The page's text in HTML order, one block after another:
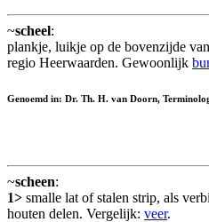
~scheel:
plankje, luikje op de bovenzijde
regio Heerwaarden. Gewoonlijk
Genoemd in: Dr. Th. H. van Doorn,
~scheen:
1> smalle lat of stalen strip, als
houten delen. Vergelijk: veer.